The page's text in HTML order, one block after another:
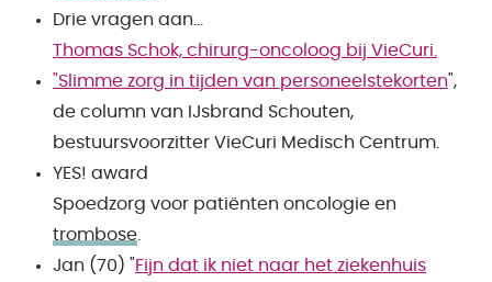
Drie vragen aan...
Thomas Schok, chirurg-oncoloog bij VieCuri.
"Slimme zorg in tijden van personeelstekorten",
de column van IJsbrand Schouten,
bestuursvoorzitter VieCuri Medisch Centrum.
YES! award
Spoedzorg voor patiënten oncologie en
trombose
Jan (70) "Fijn dat ik niet naar het ziekenhuis